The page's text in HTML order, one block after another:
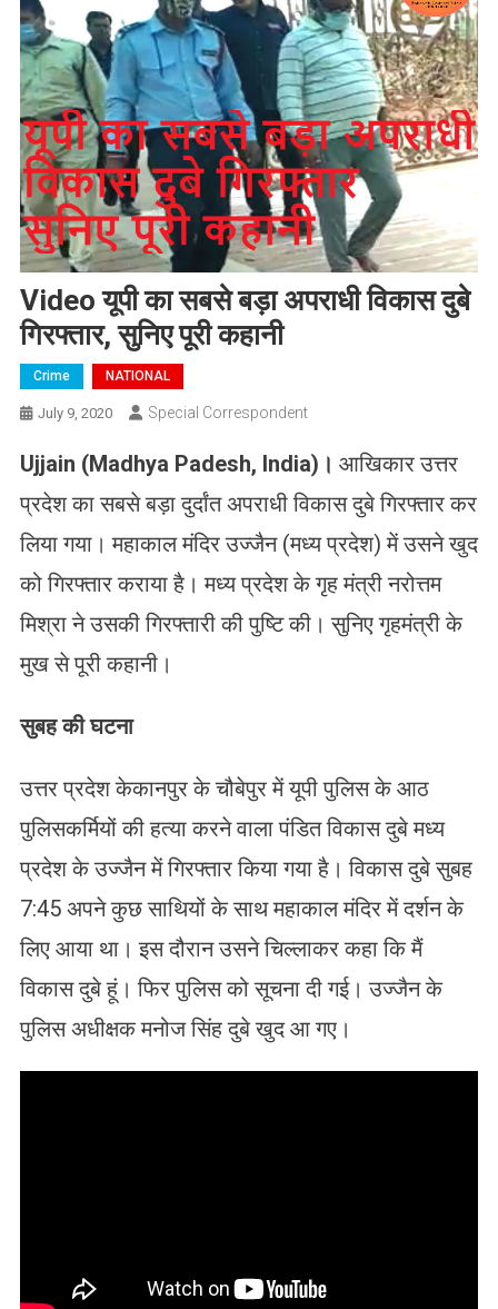
Video यूपी का सबसे बड़ा अपराधी विकास दुबे
गिरफ्तार, सुनिए पूरी कहानी
Crime NATIONAL
July 9, 2020 Special Correspondent
Ujjain (Madhya Padesh, India)। आखिकार उत्तर
प्रदेश का सबसे बड़ा दुर्दांत अपराधी विकास दुबे गिरफ्तार कर
लिया गया। महाकाल मंदिर उज्जैन (मध्य प्रदेश) में उसने खुद
को गिरफ्तार कराया है। मध्य प्रदेश के गृह मंत्री नरोत्तम
मिश्रा ने उसकी गिरफ्तारी की पुष्टि की। सुनिए गृहमंत्री के
मुख से पूरी कहानी।
सुबह की घटना
उत्तर प्रदेश केकानपुर के चौबेपुर में यूपी पुलिस के आठ
पुलिसकर्मियों की हत्या करने वाला पंडित विकास दुबे मध्य
प्रदेश के उज्जैन में गिरफ्तार किया गया है। विकास दुबे सुबह
7:45 अपने कुछ साथियों के साथ महाकाल मंदिर में दर्शन के
लिए आया था। इस दौरान उसने चिल्लाकर कहा कि मैं
विकास दुबे हूं। फिर पुलिस को सूचना दी गई। उज्जैन के
पुलिस अधीक्षक मनोज सिंह दुबे खुद आ गए।